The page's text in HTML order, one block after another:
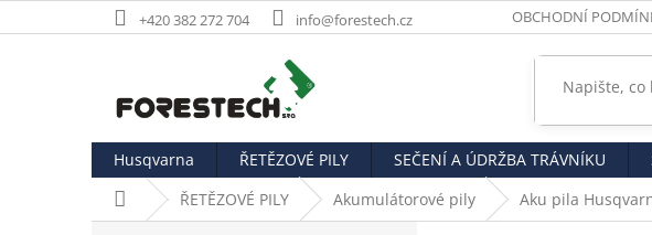
na
+420 382 272 704 info@forestech.cz OBCHODNÍ
Husqvarna ŘETĚZOVÉ PILY SEČENÍ A ÚDRŽBA TRÁVNÍKU
Domů ŘETĚZOVÉ PILY Akumulátorové pily Aku pila